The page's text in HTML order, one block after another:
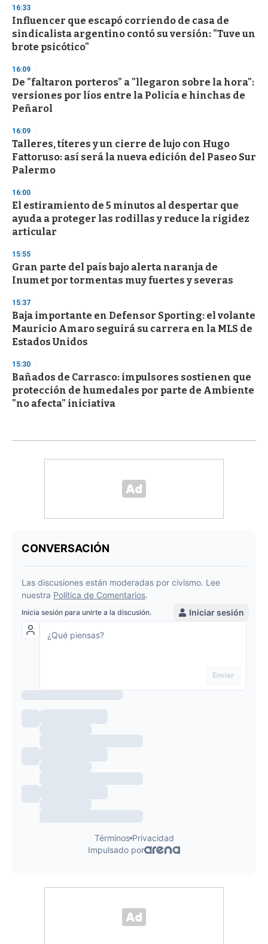
s
e
c
o
n
16:33
Influencer que escapó corriendo de casa de
sindicalista argentino contó su versión: "Tuve un
brote psicótico"
16:09
De "faltaron porteros" a "llegaron sobre la hora":
versiones por líos entre la Policía e hinchas de
Peñarol
16:09
Talleres, títeres y un cierre de lujo con Hugo
Fattoruso: así será la nueva edición del Paseo Sur
Palermo
16:00
El estiramiento de 5 minutos al despertar que
ayuda a proteger las rodillas y reduce la rigidez
articular
15:55
Gran parte del país bajo alerta naranja de
Inumet por tormentas muy fuertes y severas
15:37
Baja importante en Defensor Sporting: el volante
Mauricio Amaro seguirá su carrera en la MLS de
Estados Unidos
15:30
Bañados de Carrasco: impulsores sostienen que
protección de humedales por parte de Ambiente
"no afecta" iniciativa